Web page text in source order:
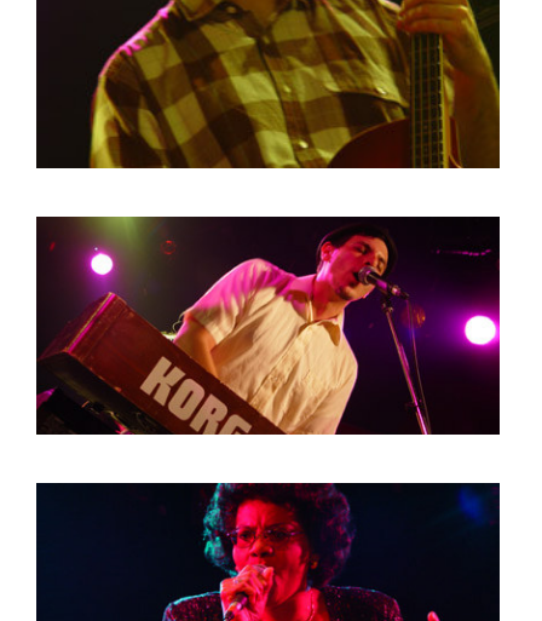
ERYN BOSMA
ESTHER
ELINE KAMMINGA
KAREN SAAMAN
ARNOUD HEIKENS